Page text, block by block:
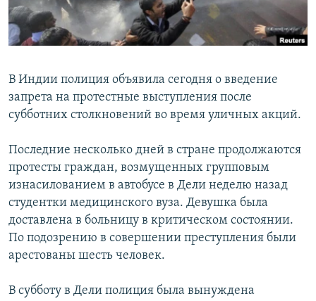
В Индии полиция объявила сегодня о введение
запрета на протестные выступления после
субботних столкновений во время уличных акций.
Последние несколько дней в стране продолжаются
протесты граждан, возмущенных групповым
изнасилованием в автобусе в Дели неделю назад
студентки медицинского вуза. Девушка была
доставлена в больницу в критическом состоянии.
По подозрению в совершении преступления были
арестованы шесть человек.
В субботу в Дели полиция была вынуждена